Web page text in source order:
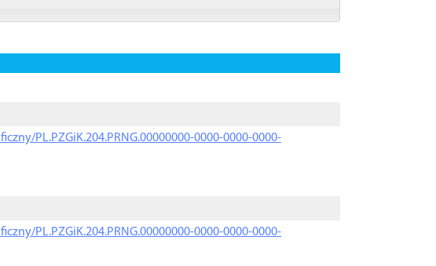
PL.PZGiK.204.PRNG.00000000-0000-0000-0000-
PL.PZGiK.204.PRNG.00000000-0000-0000-0000-